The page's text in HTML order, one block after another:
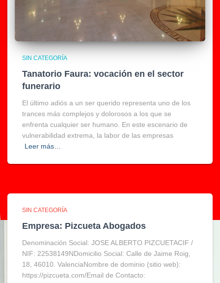
SIN CATEGORÍA
Tanatorio Faura: vocación en el sector
funerario
El último adiós a un ser querido representa uno de los
trances más complejos y dolorosos a los que se
enfrenta cualquier ser humano. En este escenario de
vulnerabilidad extrema, la labor de las empresas
Leer más…
SIN CATEGORÍA
Empresa: Pizcueta Abogados
Denominación Social: JOSE ALBERTO PIZCUETACIF /
NIF: 22538149NDomicilio Social: Calle de Jaime Roig,
18, 46010. ValenciaNombre de dominio (sitio web):
https://pizcueta.com/Email de Contacto: